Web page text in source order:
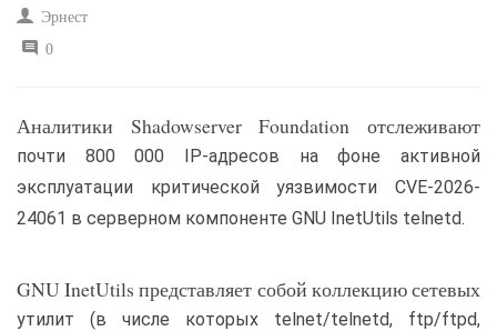
УЧЕБНИК CSS
Эрнест
0
Аналитики Shadowserver Foundation отслеживают
почти 800 000 IP-адресов на фоне активной
эксплуатации критической уязвимости CVE-2026-
24061 в серверном компоненте GNU InetUtils telnetd.
GNU InetUtils представляет собой коллекцию сетевых
утилит (в числе которых telnet/telnetd, ftp/ftpd,